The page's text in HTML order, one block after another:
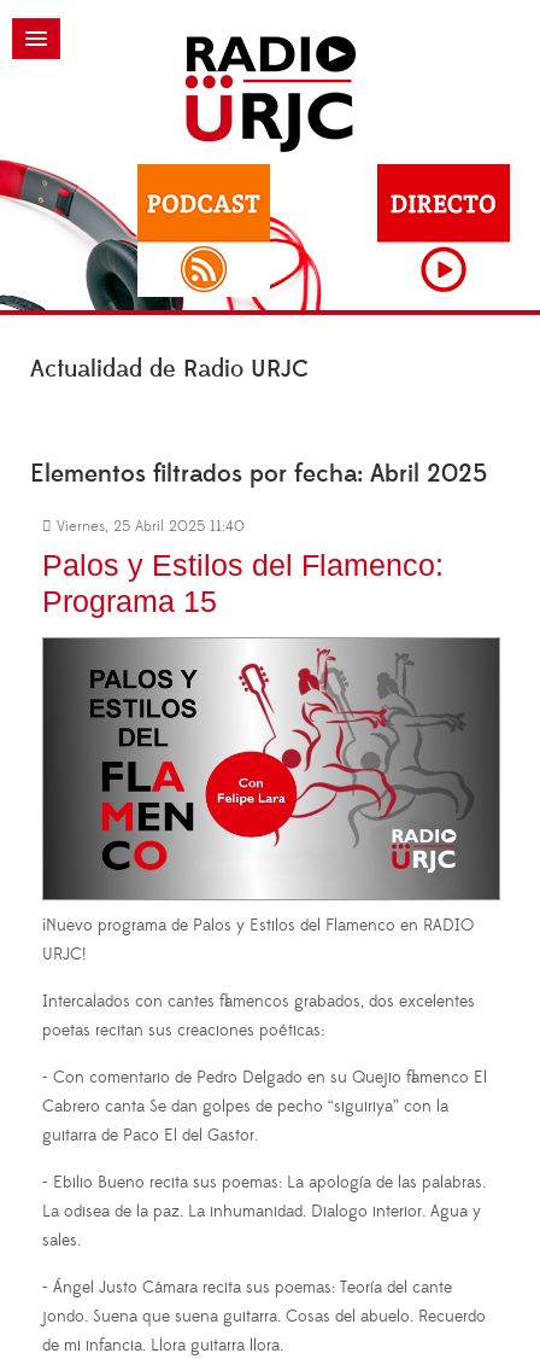
Actualidad de Radio URJC
Elementos filtrados por fecha: Abril 2025
Viernes, 25 Abril 2025 11:40
Palos y Estilos del Flamenco:
Programa 15
¡Nuevo programa de Palos y Estilos del Flamenco en RADIO
URJC!
Intercalados con cantes flamencos grabados, dos excelentes
poetas recitan sus creaciones poéticas:
- Con comentario de Pedro Delgado en su Quejio flamenco El
Cabrero canta Se dan golpes de pecho “siguiriya” con la
guitarra de Paco El del Gastor.
- Ebilio Bueno recita sus poemas: La apología de las palabras.
La odisea de la paz. La inhumanidad. Dialogo interior. Agua y
sales.
- Ángel Justo Cámara recita sus poemas: Teoría del cante
jondo. Suena que suena guitarra. Cosas del abuelo. Recuerdo
de mi infancia. Llora guitarra llora.